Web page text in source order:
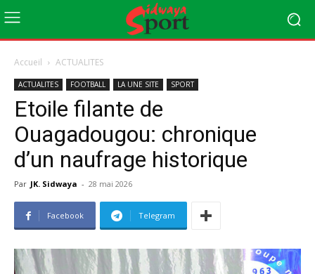
Accueil ACTUALITES
ACTUALITES FOOTBALL LA UNE SITE SPORT
Etoile filante de
Ouagadougou: chronique
d’un naufrage historique
Par JK. Sidwaya - 28 mai 2026
Facebook Telegram